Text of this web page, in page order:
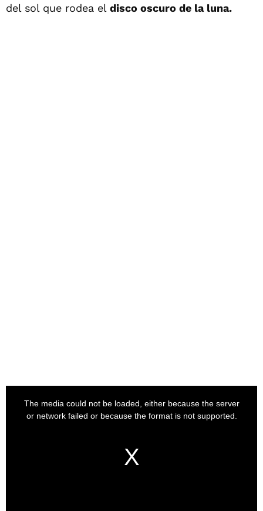
del sol que rodea el disco oscuro de la luna.